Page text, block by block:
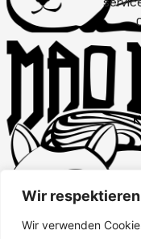
Wir
Wir verwenden